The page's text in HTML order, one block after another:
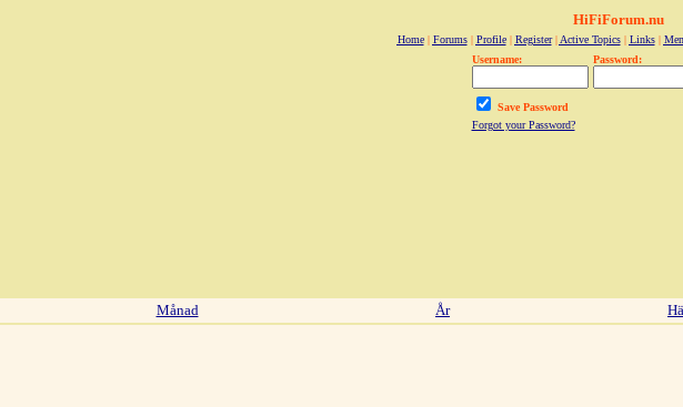
HiFiForum.nu
Home| Forums| Profile| Register| Active Topics| Links|
Username:
Password:
Save Password
Forgot your Password?
Månad År